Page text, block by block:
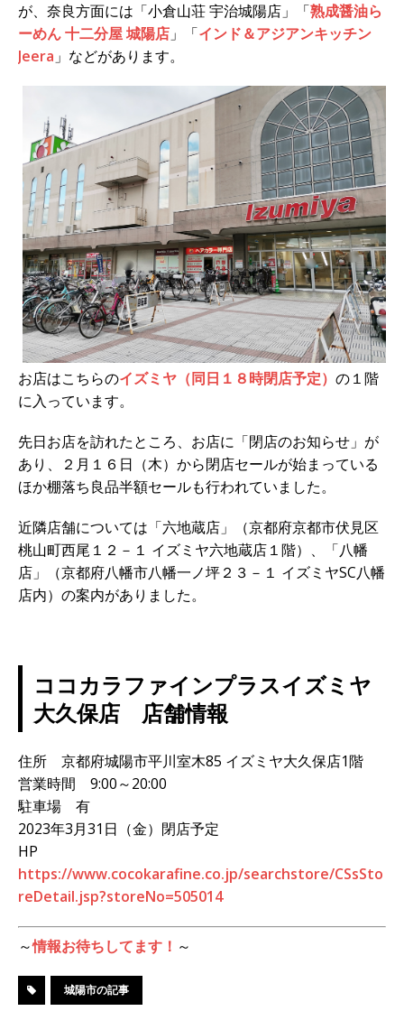
が、奈良方面には「小倉山荘 宇治城陽店」「熟成醤油ら
ーめん 十二分屋 城陽店」「インド＆アジアンキッチン
Jeera」などがあります。
お店はこちらのイズミヤ（同日１８時閉店予定） の１階
に入っています。
先日お店を訪れたところ、お店に「閉店のお知らせ」が
あり、２月１６日（木）から閉店セールが始まっている
ほか棚落ち良品半額セールも行われていました。
近隣店舗については「六地蔵店」（京都府京都市伏見区
桃山町西尾１２－１ イズミヤ六地蔵店１階）、「八幡
店」（京都府八幡市八幡一ノ坪２３－１ イズミヤSC八幡
店内）の案内がありました。
ココカラファインプラスイズミヤ
大久保店 店舗情報
住所 京都府城陽市平川室木85 イズミヤ大久保店1階
営業時間 9:00～20:00
駐車場 有
2023年3月31日（金）閉店予定
HP
https://www.cocokarafine.co.jp/searchstore/CSsSto
reDetail.jsp?storeNo=505014
～情報お待ちしてます！ ～
城陽市の記事